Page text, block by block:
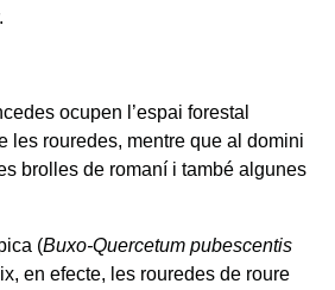
ocupen l’espai forestal
les rouredes, mentre que al domini
brolles de romaní i també algunes
(Buxo-Quercetum pubescentis
en efecte, les rouredes de roure